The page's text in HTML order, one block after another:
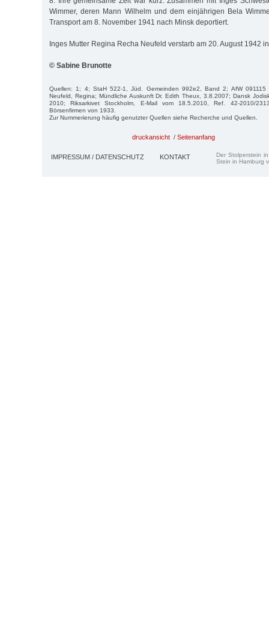
Wimmer, deren Mann Wilhelm und dem einjährigen Bela
Transport am 8. November 1941 nach Minsk deportiert.
Inges Mutter Regina Recha Neufeld verstarb am 20. August 1942
© Sabine Brunotte
Quellen: 1; 4; StaH 522-1, Jüd. Gemeinden 992e2, Band 2; AfW 091115
Neufeld, Regina; Mündliche Auskunft Dr. Edith Theux, 3.8.2007; Dansk
2010; Riksarkivet Stockholm, E-Mail vom 18.5.2010, Ref. 42-2010/
Börsenfirmen von 1933.
Zur Nummerierung häufig genutzter Quellen siehe Recherche und Quellen.
druckansicht / Seitenanfang
IMPRESSUM / DATENSCHUTZ KONTAKT
Der Stolperstein
Stein in Hamburg